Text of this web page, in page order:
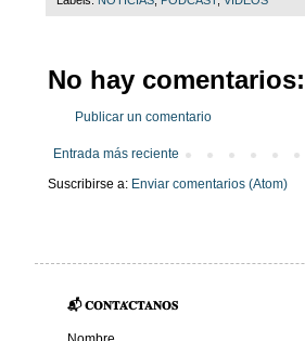
No hay comentarios:
Publicar un comentario
Entrada más reciente
Suscribirse a: Enviar comentarios (Atom)
📬 𝐂𝐎𝐍𝐓𝐀́𝐂𝐓𝐀𝐍𝐎𝐒